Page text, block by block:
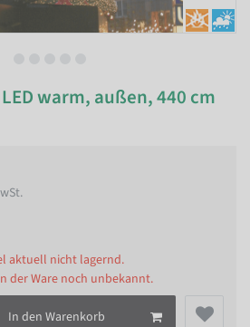
warm, außen, 440 cm
aktuell nicht lagernd.
der Ware noch unbekannt.
In den Warenkorb